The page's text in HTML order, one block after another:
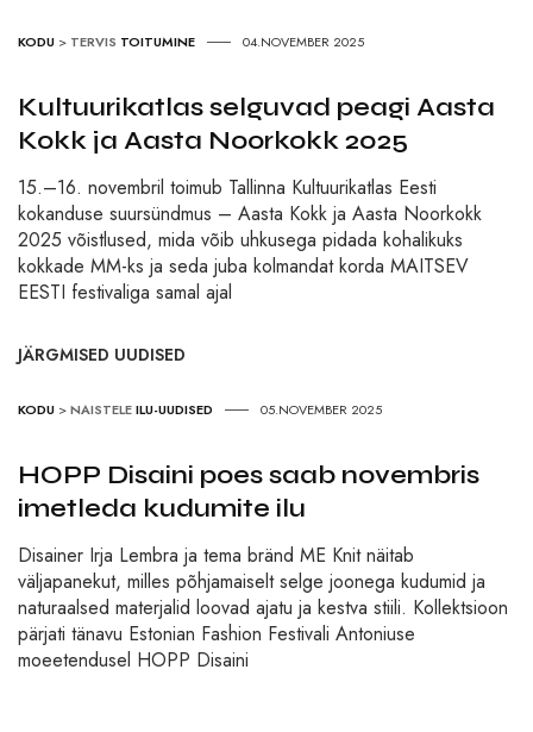
KODU > TERVIS TOITUMINE 04.NOVEMBER 2025
Kultuurikatlas selguvad peagi Aasta
Kokk ja Aasta Noorkokk 2025
15.–16. novembril toimub Tallinna Kultuurikatlas Eesti
kokanduse suursündmus – Aasta Kokk ja Aasta Noorkokk
2025 võistlused, mida võib uhkusega pidada kohalikuks
kokkade MM-ks ja seda juba kolmandat korda MAITSEV
EESTI festivaliga samal ajal
JÄRGMISED UUDISED
KODU >NAISTELEILU-UUDISED 05.NOVEMBER 2025
HOPP Disaini poes saab novembris
imetleda kudumite ilu
Disainer Irja Lembra ja tema bränd ME Knit näitab
väljapanekut, milles põhjamaiselt selge joonega kudumid ja
naturaalsed materjalid loovad ajatu ja kestva stiili. Kollektsioon
pärjati tänavu Estonian Fashion Festivali Antoniuse
moeetendusel HOPP Disaini